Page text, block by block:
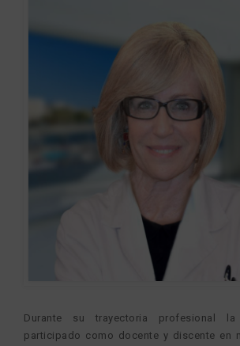
Durante su trayectoria profesional
participado como docente y discente en